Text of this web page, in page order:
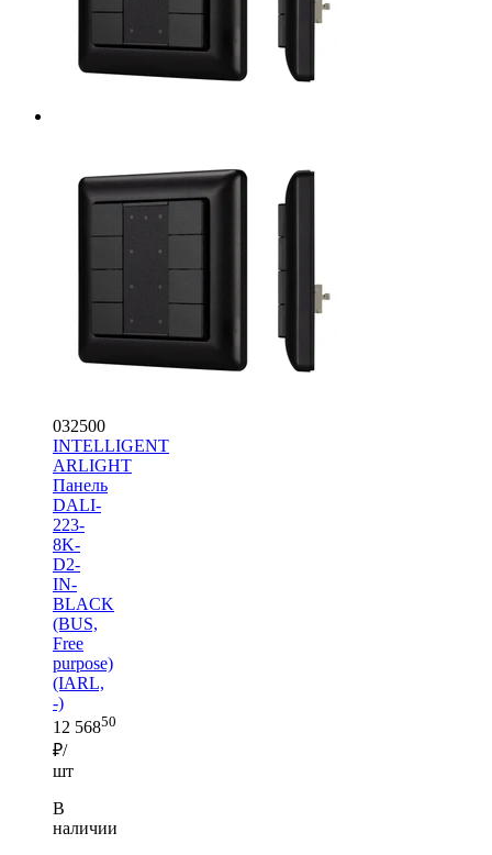
032500
INTELLIGENT
ARLIGHT
Панель
DALI-
223-
8K-
D2-
IN-
BLACK
(BUS,
Free
purpose)
(IARL,
-)
12 56850
₽/
шт
В
наличии